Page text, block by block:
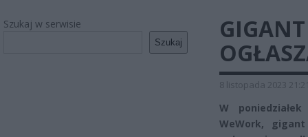
Szukaj w serwisie
Szukaj
8 listopada 2023
W
WeWork,